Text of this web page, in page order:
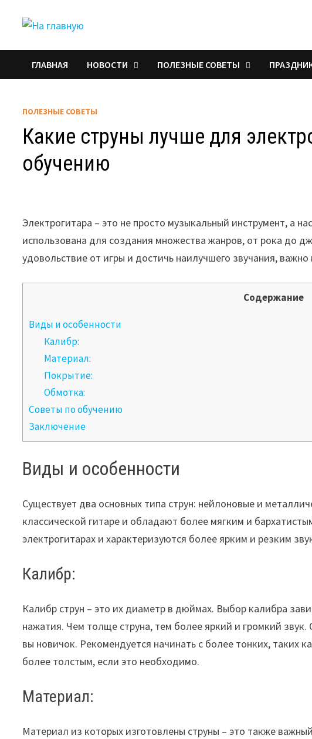
ГЛАВНАЯ НОВОСТИ ПОЛЕЗНЫЕ СОВЕТЫ
ПОЛЕЗНЫЕ СОВЕТЫ
Какие струны лучше для
обучению
Электрогитара – это не просто музыкальный инструмент, а
использована для создания множества жанров, от рока до
удовольствие от игры и достичь наилучшего звучания,
Содержание
Виды и особенности
Калибр:
Материал:
Покрытие:
Обмотка:
Советы по обучению
Заключение
Виды и особенности
Существует два основных типа струн: нейлоновые и
классической гитаре и обладают более мягким и
электрогитарах и характеризуются более ярким и резким
Калибр:
Калибр струн – это их диаметр в дюймах. Выбор калибра
нажатия. Чем толще струна, тем более яркий и громкий
вы новичок. Рекомендуется начинать с более тонких, таких
более толстым, если это необходимо.
Материал:
Материал из которых изготовлены струны – это также